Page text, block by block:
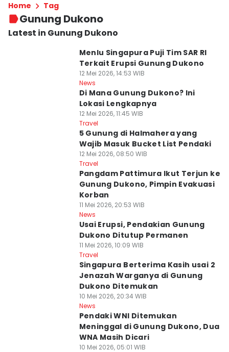
Home Tag
Gunung Dukono
Latest in Gunung Dukono
Menlu Singapura Puji Tim SAR RI
Terkait Erupsi Gunung Dukono
12 Mei 2026, 14:53 WIB
News
Di Mana Gunung Dukono? Ini
Lokasi Lengkapnya
12 Mei 2026, 11:45 WIB
Travel
5 Gunung di Halmahera yang
Wajib Masuk Bucket List Pendaki
12 Mei 2026, 08:50 WIB
Travel
Pangdam Pattimura Ikut Terjun ke
Gunung Dukono, Pimpin Evakuasi
Korban
11 Mei 2026, 20:53 WIB
News
Usai Erupsi, Pendakian Gunung
Dukono Ditutup Permanen
11 Mei 2026, 10:09 WIB
Travel
Singapura Berterima Kasih usai 2
Jenazah Warganya di Gunung
Dukono Ditemukan
10 Mei 2026, 20:34 WIB
News
Pendaki WNI Ditemukan
Meninggal di Gunung Dukono, Dua
WNA Masih Dicari
10 Mei 2026, 05:01 WIB